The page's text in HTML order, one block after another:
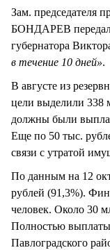
Зам. председателя
БОНДАРЕВ передал
губернатора
в течение 10 дней».
В августе из
цели выделили 338
должны были
Еще по 50 тыс.
связи с утратой
По данным на 12
рублей (91,3%).
человек. Около 30
Полностью
Павлоградского